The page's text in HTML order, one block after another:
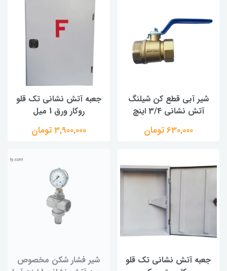
شیر آبی قطع کن شیلنگ
آتش نشانی 3/4 اینچ
630,000 تومان
جعبه آتش نشانی تک قلو
روکار ورق 1 میل
3,900,000 تومان
جعبه آتش نشانی تک قلو
شیر فشار شکن مخصوص